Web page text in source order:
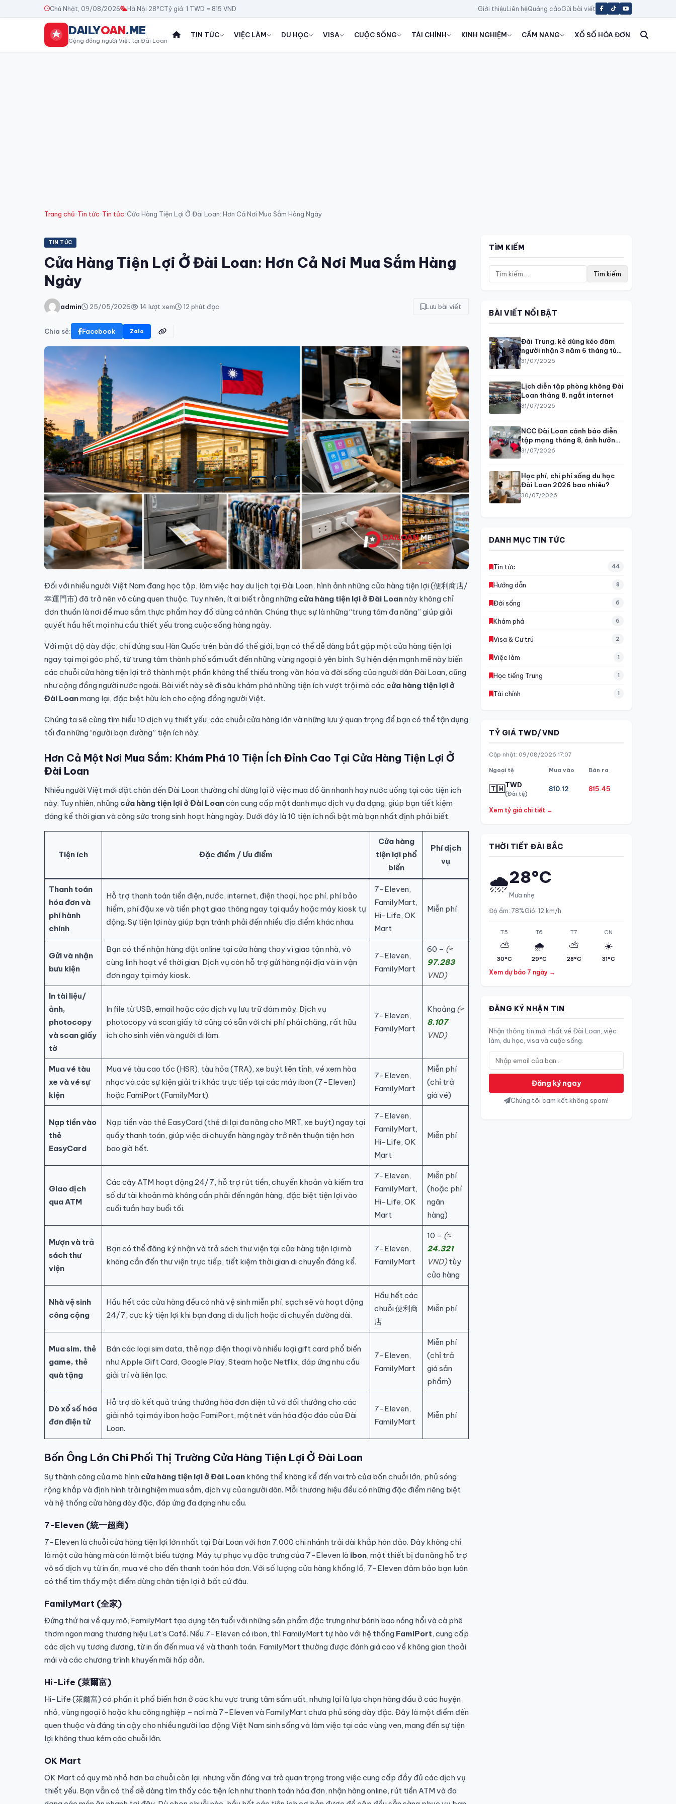
Chủ Nhật, 09/08/2026 Hà Nội 28°CTỷ giá: 1 TWD = 815 VND Giới thiệuLiên hệQuảng cáoGửi bài viết
DAILYOAN.ME
Cộng đồng người Việt tại Đài Loan
TIN TỨC VIỆC LÀM DU HỌC VISA CUỘC SỐNG TÀI CHÍNH KINH NGHIỆM CẨM NANG XỔ SỐ HÓA ĐƠN
Trang chủ›Tin tức›Tin tức›Cửa Hàng Tiện Lợi Ở Đài Loan: Hơn Cả Nơi Mua Sắm Hàng Ngày
TIN TỨC
Cửa Hàng Tiện Lợi Ở Đài Loan: Hơn Cả Nơi Mua Sắm Hàng
Ngày
admin 25/05/2026 14 lượt xem 12 phút đọc Lưu bài viết
Chia sẻ: Facebook Zalo
Đối với nhiều người Việt Nam đang học tập, làm việc hay du lịch tại Đài Loan, hình ảnh những cửa hàng tiện lợi (便利商店/
幸運門市) đã trở nên vô cùng quen thuộc. Tuy nhiên, ít ai biết rằng những cửa hàng tiện lợi ở Đài Loannày không chỉ
đơn thuần là nơi để mua sắm thực phẩm hay đồ dùng cá nhân. Chúng thực sự là những “trung tâm đa năng” giúp giải
quyết hầu hết mọi nhu cầu thiết yếu trong cuộc sống hàng ngày.
Với mật độ dày đặc, chỉ đứng sau Hàn Quốc trên bản đồ thế giới, bạn có thể dễ dàng bắt gặp một cửa hàng tiện lợi
ngay tại mọi góc phố, từ trung tâm thành phố sầm uất đến những vùng ngoại ô yên bình. Sự hiện diện mạnh mẽ này biến
các chuỗi cửa hàng tiện lợi trở thành một phần không thể thiếu trong văn hóa và đời sống của người dân Đài Loan, cũng
như cộng đồng người nước ngoài. Bài viết này sẽ đi sâu khám phá những tiện ích vượt trội mà các cửa hàng tiện lợi ở
Đài Loanmang lại, đặc biệt hữu ích cho cộng đồng người Việt.
Chúng ta sẽ cùng tìm hiểu 10 dịch vụ thiết yếu, các chuỗi cửa hàng lớn và những lưu ý quan trọng để bạn có thể tận dụng
tối đa những “người bạn đường” tiện ích này.
Hơn Cả Một Nơi Mua Sắm: Khám Phá 10 Tiện Ích Đỉnh Cao Tại Cửa Hàng Tiện Lợi Ở
Đài Loan
Nhiều người Việt mới đặt chân đến Đài Loan thường chỉ dừng lại ở việc mua đồ ăn nhanh hay nước uống tại các tiện ích
này. Tuy nhiên, những cửa hàng tiện lợi ở Đài Loancòn cung cấp một danh mục dịch vụ đa dạng, giúp bạn tiết kiệm
đáng kể thời gian và công sức trong sinh hoạt hàng ngày. Dưới đây là 10 tiện ích nổi bật mà bạn nhất định phải biết.
Tiện ích Đặc điểm / Ưu điểm
Cửa hàng
tiện lợi phổ
biến
Phí dịch
vụ
Thanh toán
hóa đơn và
phí hành
chính
Hỗ trợ thanh toán tiền điện, nước, internet, điện thoại, học phí, phí bảo
hiểm, phí đậu xe và tiền phạt giao thông ngay tại quầy hoặc máy kiosk tự
động. Sự tiện lợi này giúp bạn tránh phải đến nhiều địa điểm khác nhau.
7-Eleven,
FamilyMart,
Hi-Life, OK
Mart
Miễn phí
Gửi và nhận
bưu kiện
Bạn có thể nhận hàng đặt online tại cửa hàng thay vì giao tận nhà, vô
cùng linh hoạt về thời gian. Dịch vụ còn hỗ trợ gửi hàng nội địa và in vận
đơn ngay tại máy kiosk.
7-Eleven,
FamilyMart
60 – (≈
97.283
VND)
In tài liệu/
ảnh,
photocopy
và scan giấy
tờ
In file từ USB, email hoặc các dịch vụ lưu trữ đám mây. Dịch vụ
photocopy và scan giấy tờ cũng có sẵn với chi phí phải chăng, rất hữu
ích cho sinh viên và người đi làm.
7-Eleven,
FamilyMart
Khoảng (≈
8.107
VND)
Mua vé tàu
xe và vé sự
kiện
Mua vé tàu cao tốc (HSR), tàu hỏa (TRA), xe buýt liên tỉnh, vé xem hòa
nhạc và các sự kiện giải trí khác trực tiếp tại các máy ibon (7-Eleven)
hoặc FamiPort (FamilyMart).
7-Eleven,
FamilyMart
Miễn phí
(chỉ trả
giá vé)
Nạp tiền vào
thẻ
EasyCard
Nạp tiền vào thẻ EasyCard (thẻ đi lại đa năng cho MRT, xe buýt) ngay tại
quầy thanh toán, giúp việc di chuyển hàng ngày trở nên thuận tiện hơn
bao giờ hết.
7-Eleven,
FamilyMart,
Hi-Life, OK
Mart
Miễn phí
Giao dịch
qua ATM
Các cây ATM hoạt động 24/7, hỗ trợ rút tiền, chuyển khoản và kiểm tra
số dư tài khoản mà không cần phải đến ngân hàng, đặc biệt tiện lợi vào
cuối tuần hay buổi tối.
7-Eleven,
FamilyMart,
Hi-Life, OK
Mart
Miễn phí
(hoặc phí
ngân
hàng)
Mượn và trả
sách thư
viện
Bạn có thể đăng ký nhận và trả sách thư viện tại cửa hàng tiện lợi mà
không cần đến thư viện trực tiếp, tiết kiệm thời gian di chuyển đáng kể.
7-Eleven,
FamilyMart
10 – (≈
24.321
VND)tùy
cửa hàng
Nhà vệ sinh
công cộng
Hầu hết các cửa hàng đều có nhà vệ sinh miễn phí, sạch sẽ và hoạt động
24/7, cực kỳ tiện lợi khi bạn đang đi du lịch hoặc di chuyển đường dài.
Hầu hết các
chuỗi 便利商
店
Miễn phí
Mua sim, thẻ
game, thẻ
quà tặng
Bán các loại sim data, thẻ nạp điện thoại và nhiều loại gift card phổ biến
như Apple Gift Card, Google Play, Steam hoặc Netflix, đáp ứng nhu cầu
giải trí và liên lạc.
7-Eleven,
FamilyMart
Miễn phí
(chỉ trả
giá sản
phẩm)
Dò xổ số hóa
đơn điện tử
Hỗ trợ dò kết quả trúng thưởng hóa đơn điện tử và đổi thưởng cho các
giải nhỏ tại máy ibon hoặc FamiPort, một nét văn hóa độc đáo của Đài
Loan.
7-Eleven,
FamilyMart
Miễn phí
Bốn Ông Lớn Chi Phối Thị Trường Cửa Hàng Tiện Lợi Ở Đài Loan
Sự thành công của mô hình cửa hàng tiện lợi ở Đài Loan không thể không kể đến vai trò của bốn chuỗi lớn, phủ sóng
rộng khắp và định hình trải nghiệm mua sắm, dịch vụ của người dân. Mỗi thương hiệu đều có những đặc điểm riêng biệt
và hệ thống cửa hàng dày đặc, đáp ứng đa dạng nhu cầu.
7-Eleven (統一超商)
7-Eleven là chuỗi cửa hàng tiện lợi lớn nhất tại Đài Loan với hơn 7.000 chi nhánh trải dài khắp hòn đảo. Đây không chỉ
là một cửa hàng mà còn là một biểu tượng. Máy tự phục vụ đặc trưng của 7-Eleven là ibon, một thiết bị đa năng hỗ trợ
vô số dịch vụ từ in ấn, mua vé cho đến thanh toán hóa đơn. Với số lượng cửa hàng khổng lồ, 7-Eleven đảm bảo bạn luôn
có thể tìm thấy một điểm dừng chân tiện lợi ở bất cứ đâu.
FamilyMart (全家)
Đứng thứ hai về quy mô, FamilyMart tạo dựng tên tuổi với những sản phẩm đặc trưng như bánh bao nóng hổi và cà phê
thơm ngon mang thương hiệu Let’s Café. Nếu 7-Eleven có ibon, thì FamilyMart tự hào với hệ thống FamiPort, cung cấp
các dịch vụ tương đương, từ in ấn đến mua vé và thanh toán. FamilyMart thường được đánh giá cao về không gian thoải
mái và các chương trình khuyến mãi hấp dẫn.
Hi-Life (萊爾富)
Hi-Life (萊爾富) có phần ít phổ biến hơn ở các khu vực trung tâm sầm uất, nhưng lại là lựa chọn hàng đầu ở các huyện
nhỏ, vùng ngoại ô hoặc khu công nghiệp – nơi mà 7-Eleven và FamilyMart chưa phủ sóng dày đặc. Đây là một điểm đến
quen thuộc và đáng tin cậy cho nhiều người lao động Việt Nam sinh sống và làm việc tại các vùng ven, mang đến sự tiện
lợi không thua kém các chuỗi lớn.
OK Mart
OK Mart có quy mô nhỏ hơn ba chuỗi còn lại, nhưng vẫn đóng vai trò quan trọng trong việc cung cấp đầy đủ các dịch vụ
thiết yếu. Bạn vẫn có thể dễ dàng tìm thấy các tiện ích như thanh toán hóa đơn, nhận hàng online, rút tiền ATM và đa
TÌM KIẾM
Tìm
kiếm
BÀI VIẾT NỔI BẬT
Đài Trung, kẻ dùng kéo đâm
người nhận 3 năm 6 tháng tù
giam
31/07/2026
Lịch diễn tập phòng không Đài
Loan tháng 8, ngắt internet
31/07/2026
NCC Đài Loan cảnh báo diễn
tập mạng tháng 8, ảnh hưởng
thanh toán
31/07/2026
Học phí, chi phí sống du học
Đài Loan 2026 bao nhiêu?
30/07/2026
DANH MỤC TIN TỨC
Tin tức 44
Hướng dẫn 8
Đời sống 6
Khám phá 6
Visa & Cư trú 2
Việc làm 1
Học tiếng Trung 1
Tài chính 1
TỶ GIÁ TWD/VND
Cập nhật: 09/08/2026 17:07
Ngoại tệ Mua vào Bán ra
🇹🇼TWD
(Đài tệ)
810.12 815.45
Xem tỷ giá chi tiết →
THỜI TIẾT ĐÀI BẮC
🌧️28°C
Mưa nhẹ
Độ ẩm: 78%Gió: 12 km/h
T5
⛅
30°C
T6
🌧️
29°C
T7
⛅
28°C
CN
☀️
31°C
Xem dự báo 7 ngày →
ĐĂNG KÝ NHẬN TIN
Nhận thông tin mới nhất về Đài Loan, việc
làm, du học, visa và cuộc sống.
Đăng ký ngay
Chúng tôi cam kết không spam!